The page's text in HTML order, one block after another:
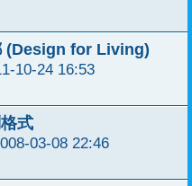
(Design for Living)
10-24 16:53
式
03-08 22:46